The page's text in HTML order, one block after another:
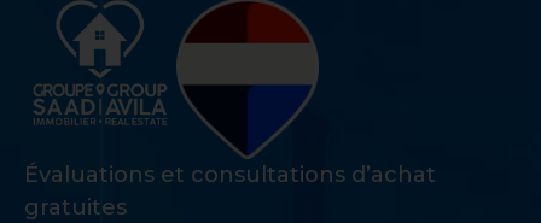
Évaluations et consultations d’achat
gratuites